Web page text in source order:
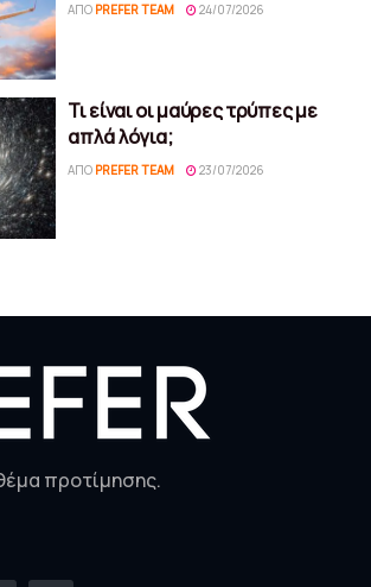
ΑΠΌ PREFER TEAM 24/07/2026
Τι είναι οι μαύρες τρύπες με
απλά λόγια;
ΑΠΌ PREFER TEAM 23/07/2026
προτίμησης.